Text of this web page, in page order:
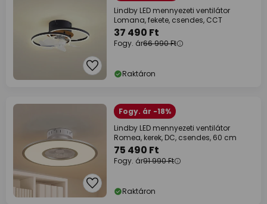
Lindby LED mennyezeti ventilátor
Lomana, fekete, csendes, CCT
37 490 Ft
Fogy. ár66 990 Ft
Raktáron
Fogy. ár -18%
Lindby LED mennyezeti ventilátor
Romea, kerek, DC, csendes, 60 cm
75 490 Ft
Fogy. ár91 990 Ft
Raktáron